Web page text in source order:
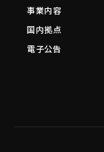
事業内容
国内拠点
電子公告